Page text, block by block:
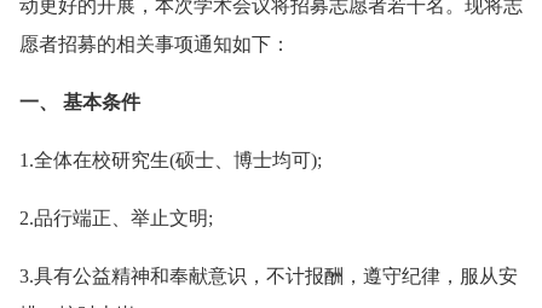
动更好的开展，本次学术会议将招募志愿者若干名。现将志
愿者招募的相关事项通知如下：
一、 基本条件
1.全体在校研究生(硕士、博士均可);
2.品行端正、举止文明;
3.具有公益精神和奉献意识，不计报酬，遵守纪律，服从安